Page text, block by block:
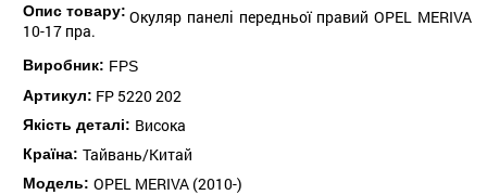
Опис товару: Окуляр панелі передньої правий OPEL MERIVA
10-17 пра.
Виробник: FPS
Артикул: FP 5220 202
Якість деталі: Висока
Країна: Тайвань/Китай
Модель: OPEL MERIVA (2010-)